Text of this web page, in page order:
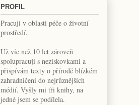
PROFIL
Pracuji v oblasti péče o životní
prostředí.
Už víc než 10 let zároveň
spolupracuji s neziskovkami a
přispívám texty o přírodě blízkém
zahradničení do nejrůznějších
médií. Vyšly mi tři knihy, na
jedné jsem se podílela.